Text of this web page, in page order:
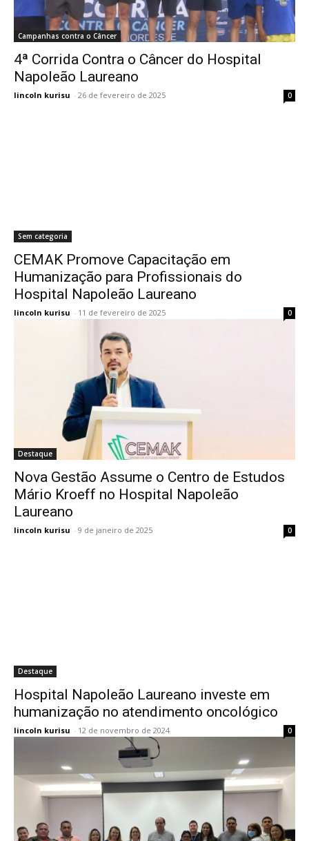
Campanhas contra o Câncer
4ª Corrida Contra o Câncer do Hospital
Napoleão Laureano
lincoln kurisu - 26 de fevereiro de 2025 0
Sem categoria
CEMAK Promove Capacitação em
Humanização para Profissionais do
Hospital Napoleão Laureano
lincoln kurisu - 11 de fevereiro de 2025 0
Destaque
Nova Gestão Assume o Centro de Estudos
Mário Kroeff no Hospital Napoleão
Laureano
lincoln kurisu - 9 de janeiro de 2025 0
Destaque
Hospital Napoleão Laureano investe em
humanização no atendimento oncológico
lincoln kurisu - 12 de novembro de 2024 0